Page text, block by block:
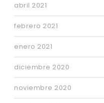
abril 2021
febrero 2021
enero 2021
diciembre 2020
noviembre 2020